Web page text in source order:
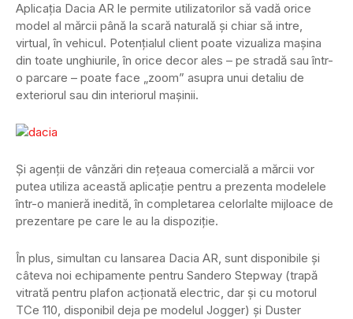
Aplicația Dacia AR le permite utilizatorilor să vadă orice
model al mărcii până la scară naturală şi chiar să intre,
virtual, în vehicul. Potențialul client poate vizualiza mașina
din toate unghiurile, în orice decor ales – pe stradă sau într-
o parcare – poate face „zoom” asupra unui detaliu de
exteriorul sau din interiorul maşinii.
Și agenții de vânzări din reţeaua comercială a mărcii vor
putea utiliza această aplicație pentru a prezenta modelele
într-o manieră inedită, în completarea celorlalte mijloace de
prezentare pe care le au la dispoziție.
În plus, simultan cu lansarea Dacia AR, sunt disponibile și
câteva noi echipamente pentru Sandero Stepway (trapă
vitrată pentru plafon acționată electric, dar și cu motorul
TCe 110, disponibil deja pe modelul Jogger) și Duster